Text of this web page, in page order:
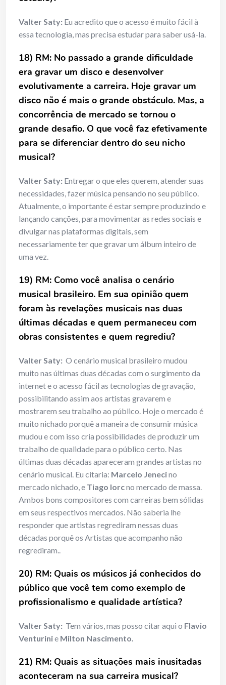
Valter Saty: Eu acredito que o acesso é muito fácil à
essa tecnologia, mas precisa estudar para saber usá-la.
18) RM: No passado a grande dificuldade
era gravar um disco e desenvolver
evolutivamente a carreira. Hoje gravar um
disco não é mais o grande obstáculo. Mas, a
concorrência de mercado se tornou o
grande desafio. O que você faz efetivamente
para se diferenciar dentro do seu nicho
musical?
Valter Saty: Entregar o que eles querem, atender suas
necessidades, fazer música pensando no seu público.
Atualmente, o importante é estar sempre produzindo e
lançando canções, para movimentar as redes sociais e
divulgar nas plataformas digitais, sem
necessariamente ter que gravar um álbum inteiro de
uma vez.
19) RM: Como você analisa o cenário
musical brasileiro. Em sua opinião quem
foram às revelações musicais nas duas
últimas décadas e quem permaneceu com
obras consistentes e quem regrediu?
Valter Saty: O cenário musical brasileiro mudou
muito nas últimas duas décadas com o surgimento da
internet e o acesso fácil as tecnologias de gravação,
possibilitando assim aos artistas gravarem e
mostrarem seu trabalho ao público. Hoje o mercado é
muito nichado porquê a maneira de consumir música
mudou e com isso cria possibilidades de produzir um
trabalho de qualidade para o público certo. Nas
últimas duas décadas apareceram grandes artistas no
cenário musical. Eu citaria: Marcelo Jenecino
mercado nichado, e Tiago Iorcno mercado de massa.
Ambos bons compositores com carreiras bem sólidas
em seus respectivos mercados. Não saberia lhe
responder que artistas regrediram nessas duas
décadas porquê os Artistas que acompanho não
regrediram..
20) RM: Quais os músicos já conhecidos do
público que você tem como exemplo de
profissionalismo e qualidade artística?
Valter Saty: Tem vários, mas posso citar aqui o Flavio
Venturinie Milton Nascimento.
21) RM: Quais as situações mais inusitadas
aconteceram na sua carreira musical?